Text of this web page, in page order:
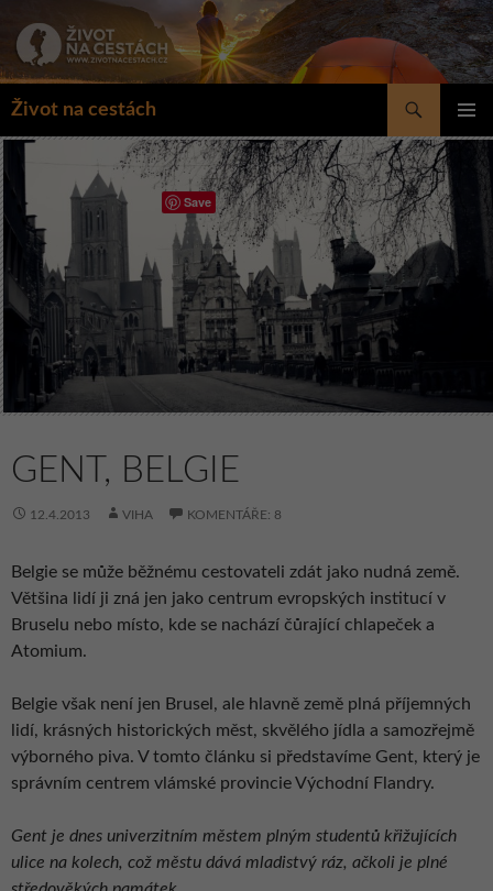
obsahu
Život na cestách
Hledat
MENU
GENT, BELGIE
12.4.2013 VIHA KOMENTÁŘE: 8
Belgie se může běžnému cestovateli zdát jako nudná země.
Většina lidí ji zná jen jako centrum evropských institucí v
Bruselu nebo místo, kde se nachází čůrající chlapeček a
Atomium.
Belgie však není jen Brusel, ale hlavně země plná příjemných
lidí, krásných historických měst, skvělého jídla a samozřejmě
výborného piva. V tomto článku si představíme Gent, který je
správním centrem vlámské provincie Východní Flandry.
Gent je dnes univerzitním městem plným studentů křižujících
ulice na kolech, což městu dává mladistvý ráz, ačkoli je plné
Save